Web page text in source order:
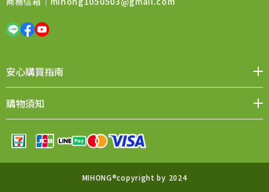
安心購買指南
購物須知
MIHONG®copyright by 2024